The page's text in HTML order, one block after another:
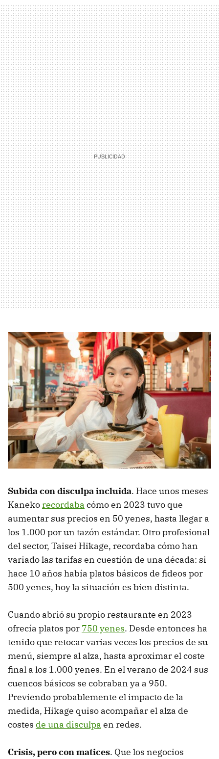
Subida con disculpa incluida. Hace unos meses
Kanekorecordaba cómo en 2023 tuvo que
aumentar sus precios en 50 yenes, hasta llegar a
los 1.000 por un tazón estándar. Otro profesional
del sector, Taisei Hikage, recordaba cómo han
variado las tarifas en cuestión de una década: si
hace 10 años había platos básicos de fideos por
500 yenes, hoy la situación es bien distinta.
Cuando abrió su propio restaurante en 2023
ofrecía platos por 750 yenes. Desde entonces ha
tenido que retocar varias veces los precios de su
menú, siempre al alza, hasta aproximar el coste
final a los 1.000 yenes. En el verano de 2024 sus
cuencos básicos se cobraban ya a 950.
Previendo probablemente el impacto de la
medida, Hikage quiso acompañar el alza de
costes de una disculpa en redes.
Crisis, pero con matices. Que los negocios